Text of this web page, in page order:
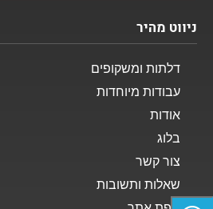
ניווט מהיר
דלתות ומשקופים
עבודות מיוחדות
אודות
בלוג
צור קשר
שאלות ותשובות